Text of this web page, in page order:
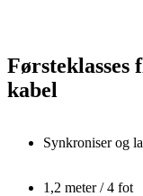
kabel
Synkroniser og
1,2 meter / 4 fot